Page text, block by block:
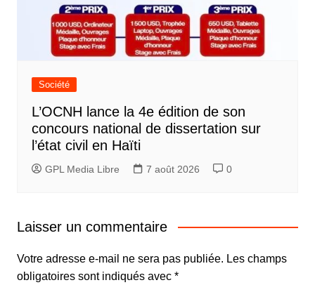
Société
L’OCNH lance la 4e édition de son
concours national de dissertation sur
l’état civil en Haïti
GPL Media Libre 7 août 2026 0
Laisser un commentaire
Votre adresse e-mail ne sera pas publiée. Les champs
obligatoires sont indiqués avec *